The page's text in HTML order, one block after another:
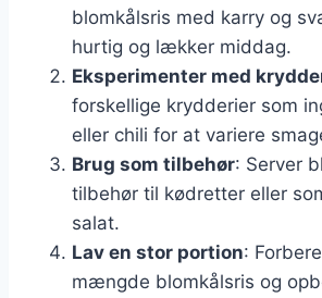
blomkålsris med karry og
hurtig og lækker middag.
Eksperimenter med
forskellige krydderier som
eller chili for at variere
Brug som tilbehør: Server
tilbehør til kødretter eller
salat.
Lav en stor portion:
mængde blomkålsris og